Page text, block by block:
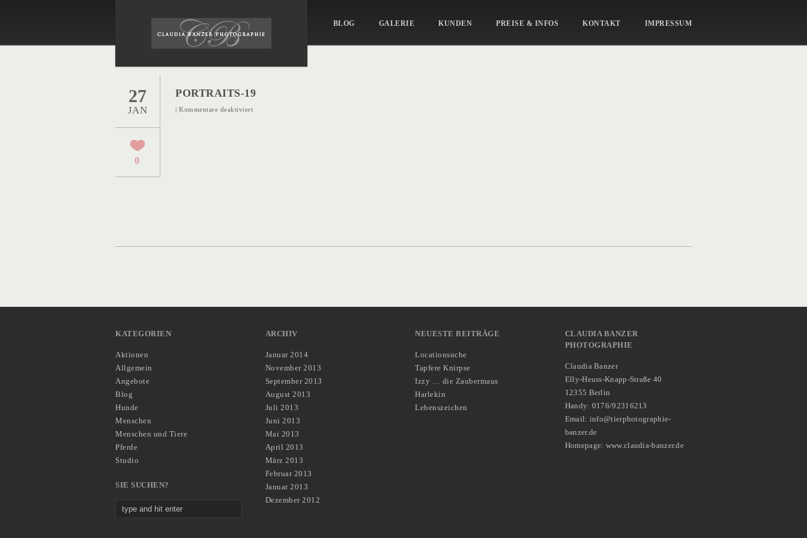
BLOG GALERIE KUNDEN PREISE & INFOS KONTAKT IMPRESSUM
27
JAN
0
PORTRAITS-19
| Kommentare deaktiviertfür
KATEGORIEN
Aktionen
Allgemein
Angebote
Blog
Hunde
Menschen
Menschen und Tiere
Pferde
Studio
SIE SUCHEN?
ARCHIV
Januar 2014
November 2013
September 2013
August 2013
Juli 2013
Juni 2013
Mai 2013
April 2013
März 2013
Februar 2013
Januar 2013
Dezember 2012
NEUESTE BEITRÄGE
Locationsuche
Tapfere Knirpse
Izzy … die Zaubermaus
Harlekin
Lebenszeichen
CLAUDIA BANZER
PHOTOGRAPHIE
Claudia Banzer
Elly-Heuss-Knapp-Straße 40
12355 Berlin
Handy: 0176/92316213
Email: info@tierphotographie-
banzer.de
Homepage: www.claudia-banzer.de